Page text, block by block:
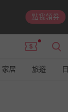
點我領券
家居 旅遊